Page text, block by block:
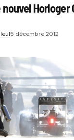
Horloger
5 décembre 2012